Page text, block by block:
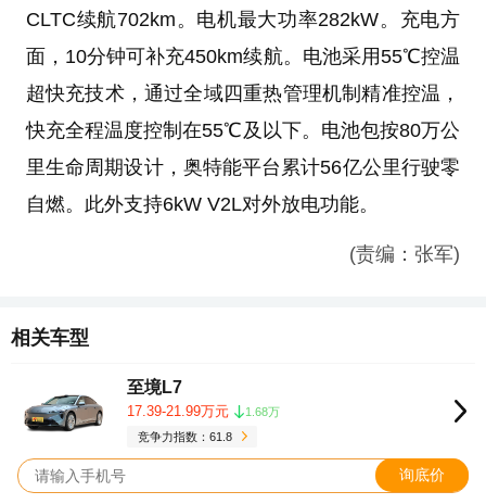
CLTC续航702km。电机最大功率282kW。充电方
面，10分钟可补充450km续航。电池采用55℃控温
超快充技术，通过全域四重热管理机制精准控温，
快充全程温度控制在55℃及以下。电池包按80万公
里生命周期设计，奥特能平台累计56亿公里行驶零
自燃。此外支持6kW V2L对外放电功能。
(责编：张军)
相关车型
至境L7
17.39-21.99万元
1.68万
竞争力指数：61.8
询底价